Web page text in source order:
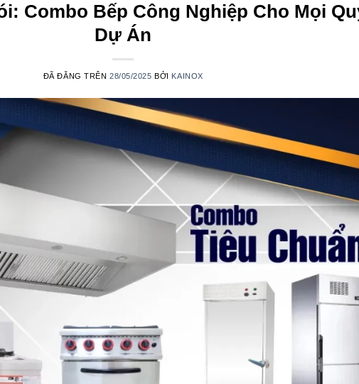
Combo Bếp Công Nghiệp Cho Mọi
Dự Án
ĐÃ ĐĂNG TRÊN 28/05/2025 BỞI KAINOX